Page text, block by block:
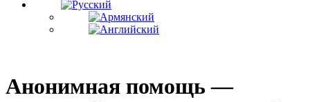
Анонимная помощь —